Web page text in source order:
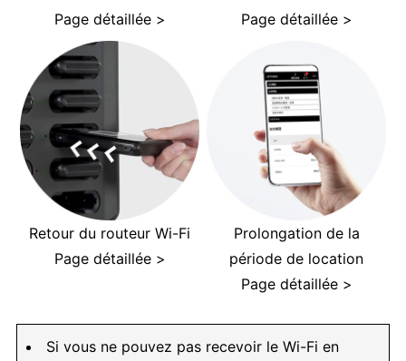
Page détaillée >
Page détaillée >
Retour du routeur Wi-Fi
Page détaillée >
Prolongation de la
période de location
Page détaillée >
Si vous ne pouvez pas recevoir le Wi-Fi en